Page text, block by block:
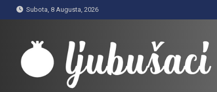
to
Subota, 8 Augusta, 2026